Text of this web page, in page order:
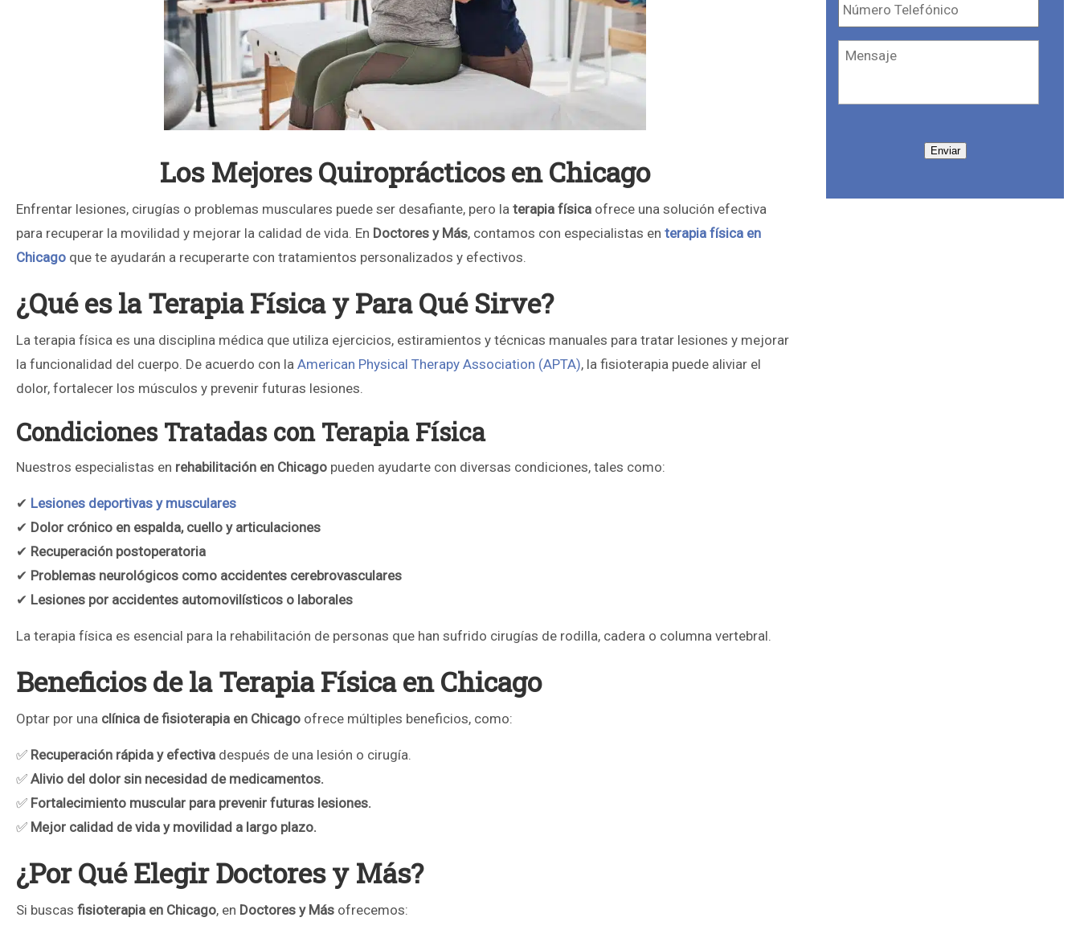
Los Mejores Quiroprácticos en Chicago
Enfrentar lesiones, cirugías o problemas musculares puede ser desafiante, pero la terapia física ofrece una solución efectiva
para recuperar la movilidad y mejorar la calidad de vida. En Doctores y Más, contamos con especialistas en terapia física en
Chicago que te ayudarán a recuperarte con tratamientos personalizados y efectivos.
¿Qué es la Terapia Física y Para Qué Sirve?
La terapia física es una disciplina médica que utiliza ejercicios, estiramientos y técnicas manuales para tratar lesiones y mejorar
la funcionalidad del cuerpo. De acuerdo con la American Physical Therapy Association (APTA), la fisioterapia puede aliviar el
dolor, fortalecer los músculos y prevenir futuras lesiones.
Condiciones Tratadas con Terapia Física
Nuestros especialistas en rehabilitación en Chicago pueden ayudarte con diversas condiciones, tales como:
✔ Lesiones deportivas y musculares
✔ Dolor crónico en espalda, cuello y articulaciones
✔ Recuperación postoperatoria
✔ Problemas neurológicos como accidentes cerebrovasculares
✔ Lesiones por accidentes automovilísticos o laborales
La terapia física es esencial para la rehabilitación de personas que han sufrido cirugías de rodilla, cadera o columna vertebral.
Beneficios de la Terapia Física en Chicago
Optar por una clínica de fisioterapia en Chicago ofrece múltiples beneficios, como:
✅ Recuperación rápida y efectiva después de una lesión o cirugía.
✅ Alivio del dolor sin necesidad de medicamentos.
✅ Fortalecimiento muscular para prevenir futuras lesiones.
✅ Mejor calidad de vida y movilidad a largo plazo.
¿Por Qué Elegir Doctores y Más?
Si buscas fisioterapia en Chicago, en Doctores y Más ofrecemos:
Telefónico *
Mensaje
Enviar